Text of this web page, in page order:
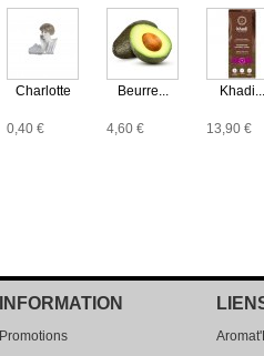
Charlotte
0,40 €
Beurre...
4,60 €
Khadi...
13,90 €
INFORMATION
Promotions